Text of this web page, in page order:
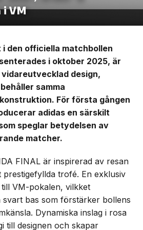
VM
den officiella matchbollen
i oktober 2025, är
vidareutvecklad design,
samma
För första gången
adidas en särskilt
speglar betydelsen av
matcher.
FINAL är inspirerad av resan
trofé. En exklusiv
VM-pokalen, vilkket
svart bas som förstärker bollens
Dynamiska inslag i rosa
till designen och skapar